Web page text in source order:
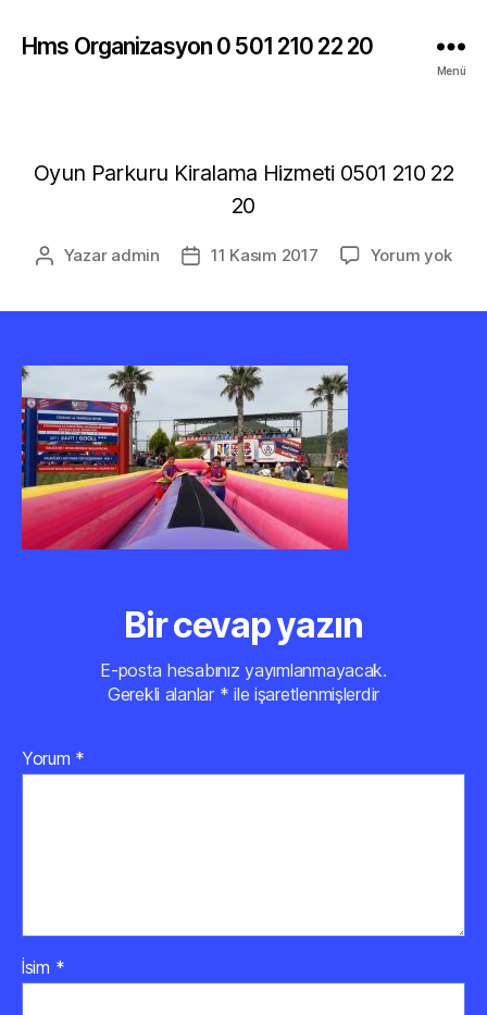
Hms Organizasyon 0 501 210 22 20
Menü
Oyun Parkuru Kiralama Hizmeti 0501 210 22
20
Yazının
Yazar admin
Yazı11 Kasım 2017 Yorum yok
Bir cevap yazın
E-posta hesabınız yayımlanmayacak.
Gerekli alanlar * ile işaretlenmişlerdir
Yorum *
İsim *